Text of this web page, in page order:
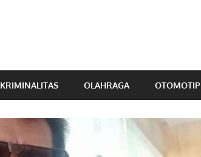
KRIMINALITAS OLAHRAGA OTOMOTIP